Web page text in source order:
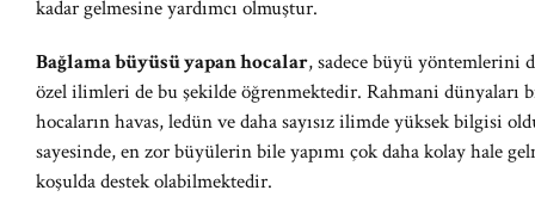
kadar gelmesine yardımcı olmuştur.
Bağlama büyüsü yapan hocalar, sadece büyü yöntemlerini
özel ilimleri de bu şekilde öğrenmektedir. Rahmani
hocaların havas, ledün ve daha sayısız ilimde yüksek bilgisi
sayesinde, en zor büyülerin bile yapımı çok daha kolay hale
koşulda destek olabilmektedir.